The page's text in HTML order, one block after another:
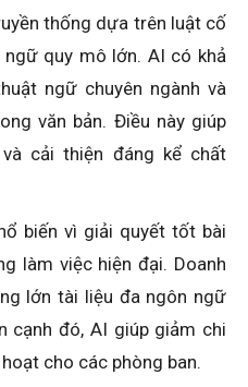
thống dựa trên luật cố
quy mô lớn. AI có khả
ngữ chuyên ngành và
văn bản. Điều này giúp
cải thiện đáng kể chất
biến vì giải quyết tốt bài
làm việc hiện đại. Doanh
lớn tài liệu đa ngôn ngữ
cạnh đó, AI giúp giảm chi
cho các phòng ban.